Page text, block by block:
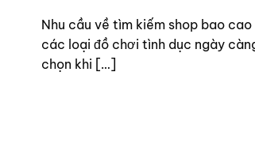
Nhu cầu về tìm kiếm shop bao
các loại đồ chơi tình dục ngày
chọn khi […]